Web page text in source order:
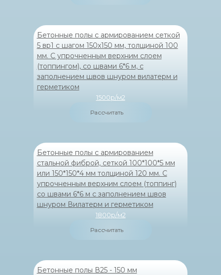
Бетонные полы с армированием сеткой
5 вр1 с шагом 150х150 мм, толщиной 100
мм. С упрочненным верхним слоем
(топпингом), со швами 6*6 м, с
заполнением швов шнуром вилатерм и
герметиком
1500р/м2
Рассчитать
Бетонные полы с армированием
стальной фиброй, сеткой 100*100*5 мм
или 150*150*4 мм толщиной 120 мм. С
упрочненным верхним слоем (топпинг)
со швами 6*6 м с заполнением швов
шнуром Вилатерм и герметиком
1800р/м2
Рассчитать
Бетонные полы В25 - 150 мм